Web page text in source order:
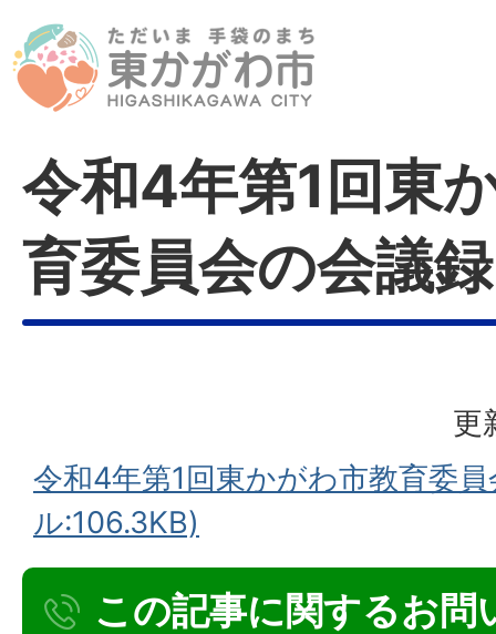
令和4年第1回東
育委員会の会議
更
令和4年第1回東かがわ市教育委
ル:106.3KB)
この記事に関するお問